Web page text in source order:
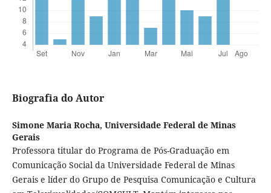
Biografia do Autor
Simone Maria Rocha, Universidade Federal de Minas
Gerais
Professora titular do Programa de Pós-Graduação em
Comunicação Social da Universidade Federal de Minas
Gerais e líder do Grupo de Pesquisa Comunicação e Cultura